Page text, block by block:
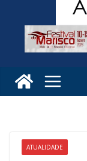
ATUALIDADE